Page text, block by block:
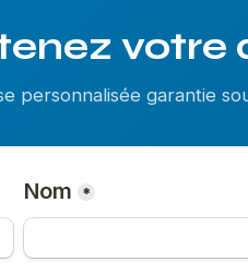
votre
personnalisée garantie